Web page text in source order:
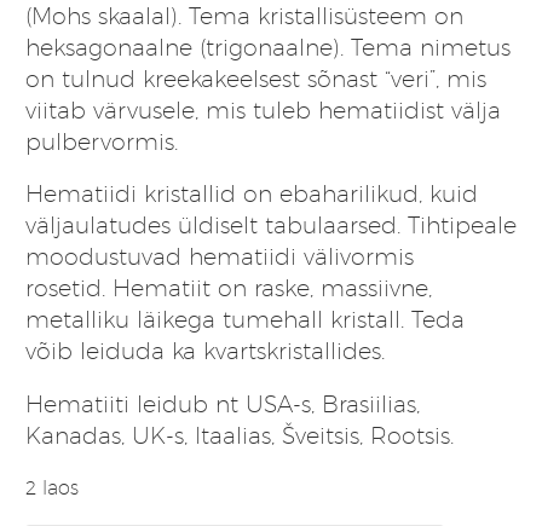
(Mohs skaalal). Tema kristallisüsteem on
heksagonaalne (trigonaalne). Tema nimetus
on tulnud kreekakeelsest sõnast “veri”, mis
viitab värvusele, mis tuleb hematiidist välja
pulbervormis.
Hematiidi kristallid on ebaharilikud, kuid
väljaulatudes üldiselt tabulaarsed. Tihtipeale
moodustuvad hematiidi välivormis
rosetid. Hematiit on raske, massiivne,
metalliku läikega tumehall kristall. Teda
võib leiduda ka kvartskristallides.
Hematiiti leidub nt USA-s, Brasiilias,
Kanadas, UK-s, Itaalias, Šveitsis, Rootsis.
2 laos